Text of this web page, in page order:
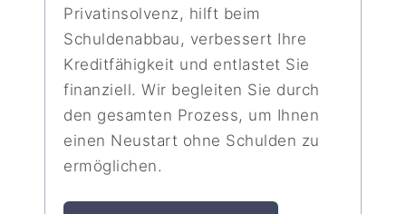
Privatinsolvenz, hilft beim
Schuldenabbau, verbessert Ihre
Kreditfähigkeit und entlastet Sie
finanziell. Wir begleiten Sie durch
den gesamten Prozess, um Ihnen
einen Neustart ohne Schulden zu
ermöglichen.